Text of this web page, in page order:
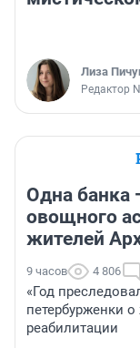
Лиза
Редактор
Одна банка
овощного
жителей
9 часов 4 806
«Год
петербурженки
реабилитации